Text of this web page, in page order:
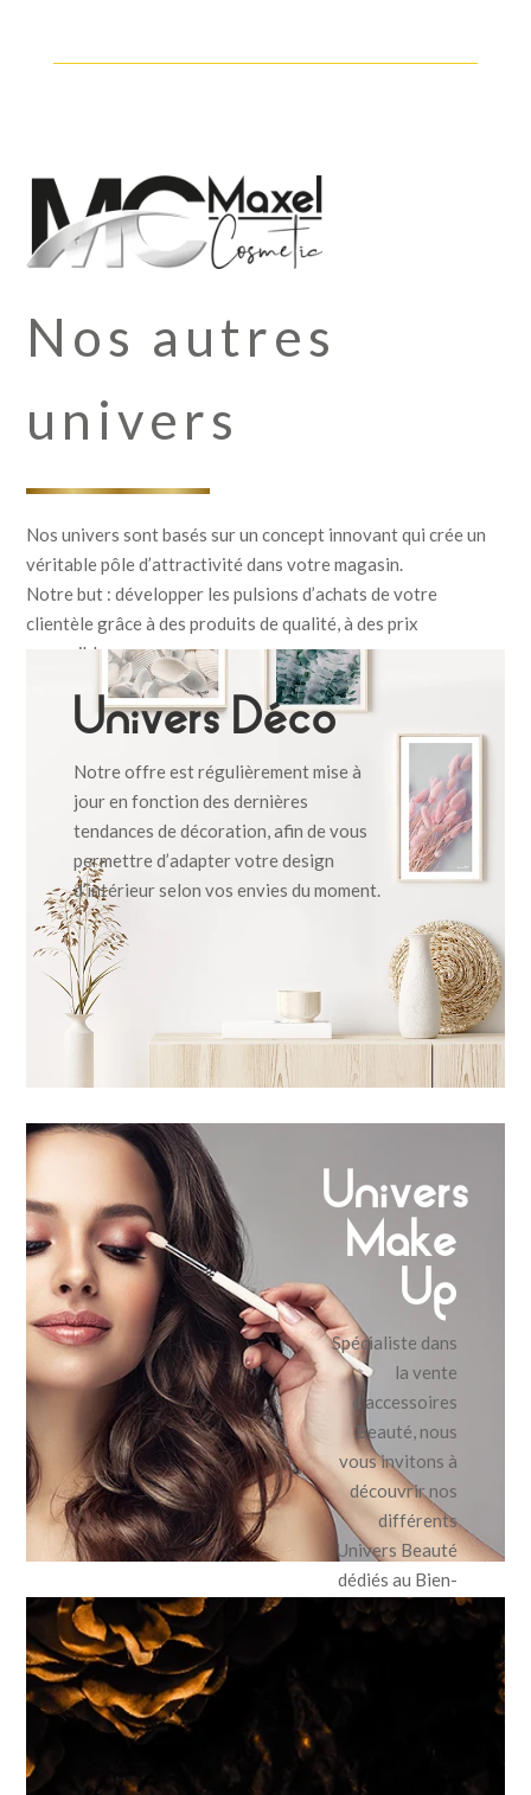
Nos autres
univers
Nos univers sont basés sur un concept innovant qui crée un
véritable pôle d’attractivité dans votre magasin.
Notre but : développer les pulsions d’achats de votre
clientèle grâce à des produits de qualité, à des prix
accessibles.
Nos présentoirs sont disponibles en différents formats, pour
s’adapter au mieux à la surface disponible de votre espace de
Univers Déco
Notre offre est régulièrement mise à
jour en fonction des dernières
tendances de décoration, afin de vous
permettre d’adapter votre design
d’intérieur selon vos envies du moment.
Univers
Make
Up
Spécialiste dans
la vente
d’accessoires
Beauté, nous
vous invitons à
découvrir nos
différents
Univers Beauté
dédiés au Bien-
être et à
l’Embellissement.